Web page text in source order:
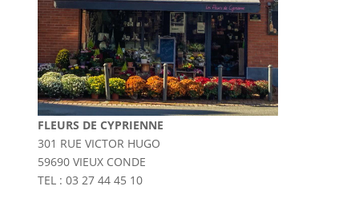
FLEURS DE CYPRIENNE
301 RUE VICTOR HUGO
59690 VIEUX CONDE
TEL : 03 27 44 45 10